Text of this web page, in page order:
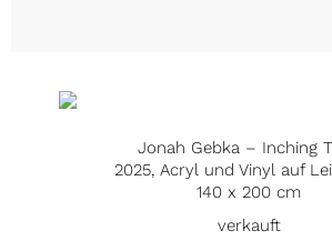
Jonah Gebka – Inching
2025, Acryl und Vinyl auf
140 x 200 cm
verkauft